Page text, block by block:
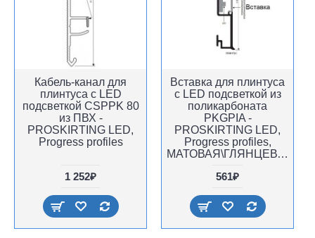
Кабель-канал для
плинтуса с LED
подсветкой CSPPK 80
из ПВХ -
PROSKIRTING LED,
Progress profiles
1 252₽
Вставка для плинтуса
с LED подсветкой из
поликарбоната
PKGPIA -
PROSKIRTING LED,
Progress profiles,
МАТОВАЯ\ГЛЯНЦЕВАЯ
561₽